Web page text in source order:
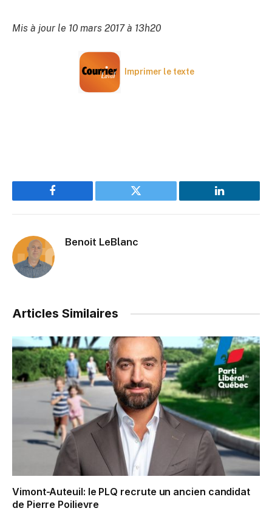
Mis à jour le 10 mars 2017 à 13h20
Imprimer le texte
Facebook Twitter LinkedIn
Benoit LeBlanc
Articles Similaires
Vimont-Auteuil: le PLQ recrute un ancien candidat
de Pierre Poilievre